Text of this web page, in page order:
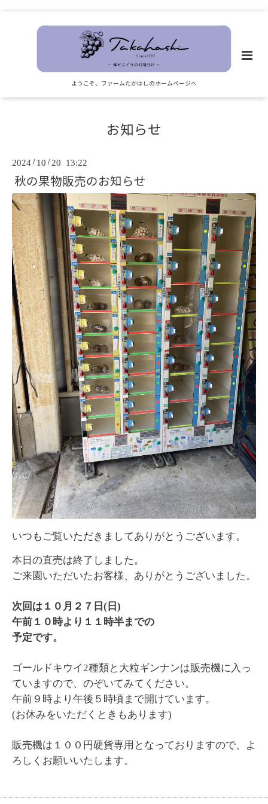
ようこそ、ファームたかはしのホームページへ
お知らせ
2024 / 10 /20 13:22
秋の果物販売のお知らせ
いつもご覧いただきましてありがとうございます。
本日の直売は終了しました。
ご来園いただいたお客様、ありがとうございました。
次回は１０月２７日(日)
午前１０時より１１時半までの
予定です。
ゴールドキウイ2種類と大粒ギンナンは販売機に入っ
ていますので、のぞいてみてください。
午前９時より午後５時頃まで開けています。
(お休みをいただくときもあります)
販売機は１００円硬貨専用となっておりますので、よ
ろしくお願いいたします。